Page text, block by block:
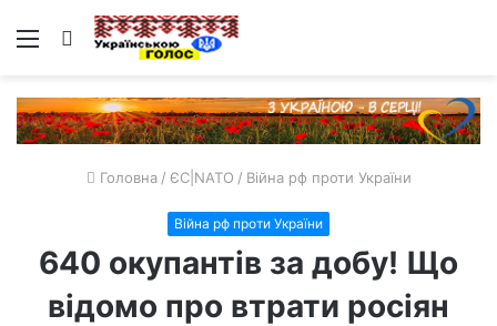
Меню Пошук
Головна / ЄС|NATO / Війна рф проти України
Війна рф проти України
640 окупантів за добу! Що
відомо про втрати росіян